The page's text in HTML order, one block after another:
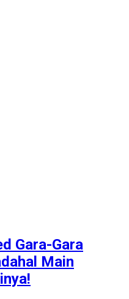
Gara-Gara
Main